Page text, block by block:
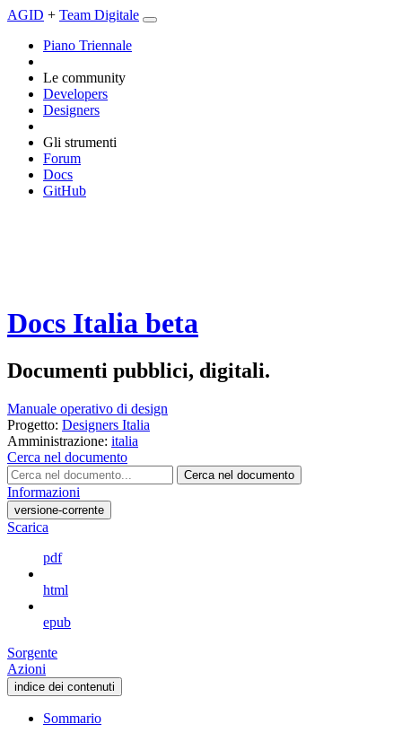
AGID + Team Digitale
Piano Triennale
Le community
Developers
Designers
Gli strumenti
Forum
Docs
GitHub
Docs Italia beta
Documenti pubblici, digitali.
Manuale operativo di design
Progetto: Designers Italia
Amministrazione: italia
Cerca nel documento
Cerca nel documento
Informazioni
versione-corrente
Scarica
pdf
html
epub
Sorgente
Azioni
indice dei contenuti
Sommario